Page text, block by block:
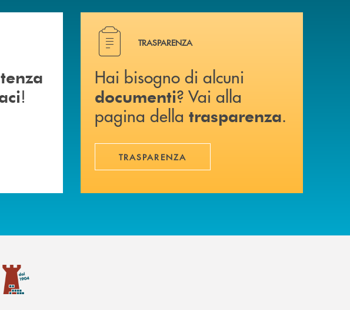
Contattaci !
!
Hai bisogno di alcuni documenti ? Vai alla pagina della
TRASPARENZA
Hai bisogno di alcuni
documenti? Vai alla
pagina della trasparenza.
TRASPARENZA